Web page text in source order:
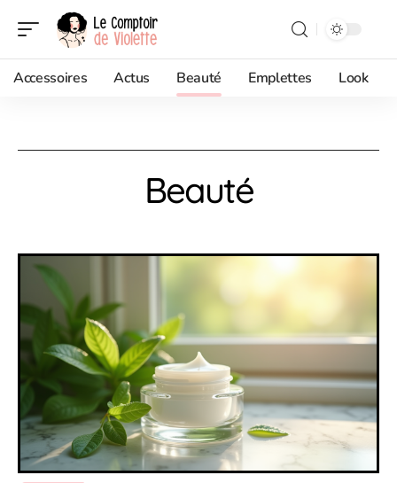
Accessoires Actus Beauté Emplettes Look
Beauté